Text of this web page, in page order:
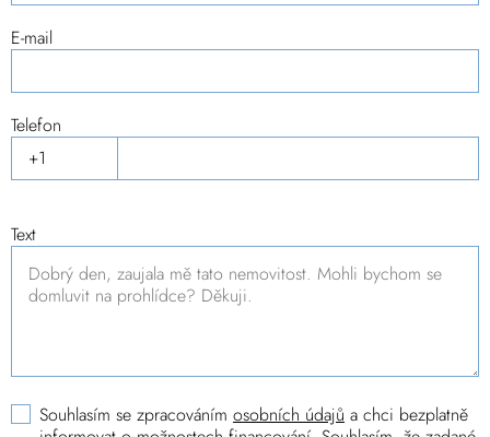
E-mail
Telefon
Text
Souhlasím se zpracováním osobních údajů a chci bezplatně